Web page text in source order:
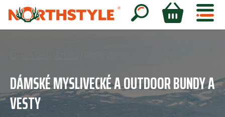
Přejít
obsah
Hledat
NÁKUPNÍ
DÁMSKÉ MYSLIVECKÉ A OUTDOOR BUNDY A
VESTY